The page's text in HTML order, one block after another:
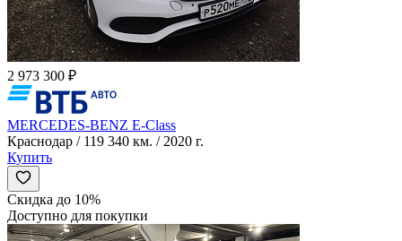
2 973 300 ₽
MERCEDES-BENZ E-Class
Краснодар / 119 340 км. / 2020 г.
Купить
Скидка до 10%
Доступно для покупки